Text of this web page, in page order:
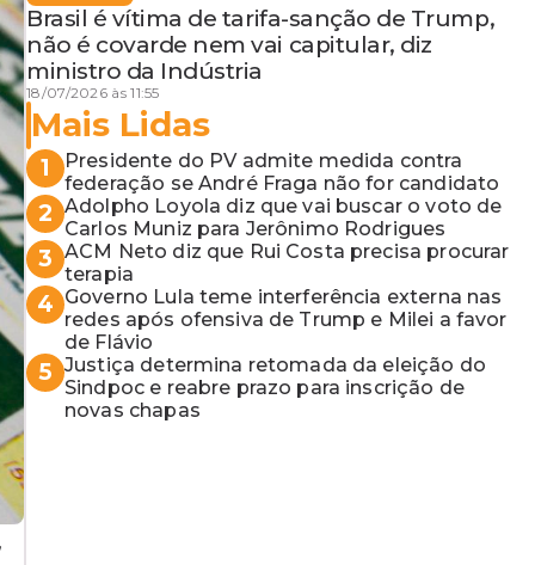
Brasil é vítima de tarifa-sanção de Trump,
não é covarde nem vai capitular, diz
ministro da Indústria
18/07/2026 às 11:55
Mais Lidas
1
Presidente do PV admite medida contra
federação se André Fraga não for candidato
2 Adolpho Loyola diz que vai buscar o voto de
Carlos Muniz para Jerônimo Rodrigues
3 ACM Neto diz que Rui Costa precisa procurar
terapia
4 Governo Lula teme interferência externa nas
redes após ofensiva de Trump e Milei a favor
de Flávio
5 Justiça determina retomada da eleição do
Sindpoc e reabre prazo para inscrição de
novas chapas